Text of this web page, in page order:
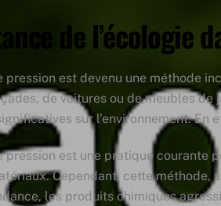
de l’écologie
pression est devenu une méthode
de voitures ou de meubles
sur l’environnement. En
pression est une pratique courante
Cependant, cette méthode,
les produits chimiques